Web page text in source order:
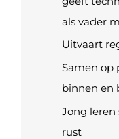
als vader
Uitvaart
Samen op
binnen en
Jong leren
rust